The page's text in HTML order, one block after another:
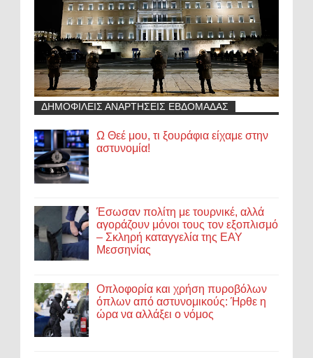
ΔΗΜΟΦΙΛΕΙΣ ΑΝΑΡΤΗΣΕΙΣ ΕΒΔΟΜΑΔΑΣ
Ω Θεέ μου, τι ξουράφια είχαμε στην
αστυνομία!
Έσωσαν πολίτη με τουρνικέ, αλλά
αγοράζουν μόνοι τους τον εξοπλισμό
– Σκληρή καταγγελία της ΕΑΥ
Μεσσηνίας
Οπλοφορία και χρήση πυροβόλων
όπλων από αστυνομικούς: Ήρθε η
ώρα να αλλάξει ο νόμος